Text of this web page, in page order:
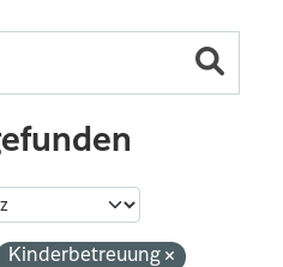
Kinderbetreuung